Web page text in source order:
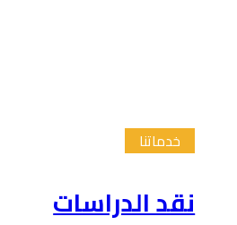
خدماتنا
نقد الدراسات